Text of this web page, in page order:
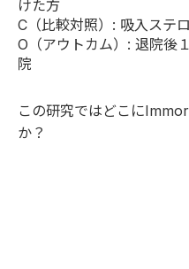
けた方
C（比較対照）: 吸入ステ
O（アウトカム）: 退院後
院
この研究ではどこに
か？